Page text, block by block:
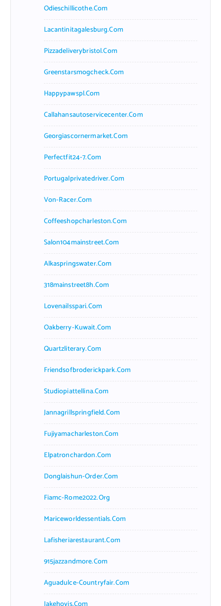
Odieschillicothe.com
Lacantinitagalesburg.com
Pizzadeliverybristol.com
Greenstarsmogcheck.com
Happypawspl.com
Callahansautoservicecenter.com
Georgiascornermarket.com
Perfectfit24-7.com
Portugalprivatedriver.com
Von-Racer.com
Coffeeshopcharleston.com
Salon104mainstreet.com
Alkaspringswater.com
318mainstreet8h.com
Lovenailsspari.com
Oakberry-Kuwait.com
Quartzliterary.com
Friendsofbroderickpark.com
Studiopiattellina.com
Jannagrillspringfield.com
Fujiyamacharleston.com
Elpatronchardon.com
Donglaishun-Order.com
Fiamc-Rome2022.org
Mariceworldessentials.com
Lafisheriarestaurant.com
915jazzandmore.com
Aguadulce-Countryfair.com